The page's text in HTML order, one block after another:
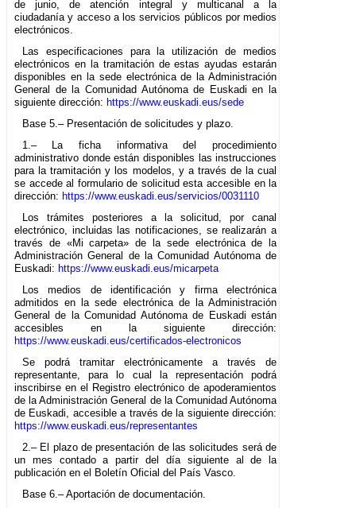
de junio, de atención integral y multicanal a la
ciudadanía y acceso a los servicios públicos por medios
electrónicos.
Las especificaciones para la utilización de medios
electrónicos en la tramitación de estas ayudas estarán
disponibles en la sede electrónica de la Administración
General de la Comunidad Autónoma de Euskadi en la
siguiente dirección: https://www.euskadi.eus/sede
Base 5.– Presentación de solicitudes y plazo.
1.– La ficha informativa del procedimiento
administrativo donde están disponibles las instrucciones
para la tramitación y los modelos, y a través de la cual
se accede al formulario de solicitud esta accesible en la
dirección: https://www.euskadi.eus/servicios/0031110
Los trámites posteriores a la solicitud, por canal
electrónico, incluidas las notificaciones, se realizarán a
través de «Mi carpeta» de la sede electrónica de la
Administración General de la Comunidad Autónoma de
Euskadi: https://www.euskadi.eus/micarpeta
Los medios de identificación y firma electrónica
admitidos en la sede electrónica de la Administración
General de la Comunidad Autónoma de Euskadi están
accesibles en la siguiente dirección:
https://www.euskadi.eus/certificados-electronicos
Se podrá tramitar electrónicamente a través de
representante, para lo cual la representación podrá
inscribirse en el Registro electrónico de apoderamientos
de la Administración General de la Comunidad Autónoma
de Euskadi, accesible a través de la siguiente dirección:
https://www.euskadi.eus/representantes
2.– El plazo de presentación de las solicitudes será de
un mes contado a partir del día siguiente al de la
publicación en el Boletín Oficial del País Vasco.
Base 6.– Aportación de documentación.